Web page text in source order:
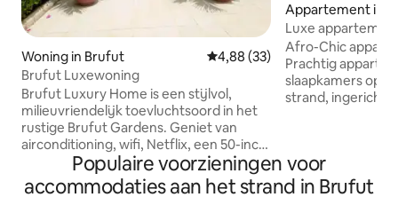
Woning in Brufut Gemiddelde beoordeling van
4,88 (33)
Brufut Luxewoning
Brufut Luxury Home is een stijlvol,
milieuvriendelijk toevluchtsoord in het
rustige Brufut Gardens. Geniet van
airconditioning, wifi, Netflix, een 50-inch
smart-tv, een complete keuken en een
weelderige inrichting geïnspireerd op de
Gambiaanse cultuur. Slechts 10 minuten
Appartement in
Luxe
Senegambia
Afro-Chic
Prachtig
slaapkamers op
strand, ingericht
keuken
Nespresso),
snelle glasvezel,
Populaire voorzieningen voor
accommodaties aan het strand in Brufut